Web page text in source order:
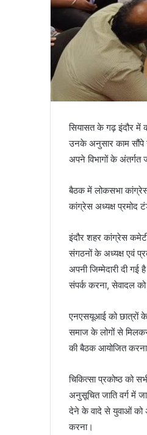
सियासत के गढ़ इंदौर में
उनके अनुसार काम सौंपे
अपने विभागों के अंतर्गत
बैठक में लोकसभा कांग्रेस
कांग्रेस अध्यक्ष प्रमोद
इंदौर शहर कांग्रेस कमेटी
संगठनों के अध्यक्ष एवं
अपनी जिम्मेदारी दी
संपर्क करना, सेवादल को
एनएसयूआई को छात्रों
समाज के लोगों से मिलकर
की बैठक आयोजित
चिकित्सा प्रकोष्ठ को
अनुसूचित जाति वर्ग में
देने के वादे से युवाओं को
करना।